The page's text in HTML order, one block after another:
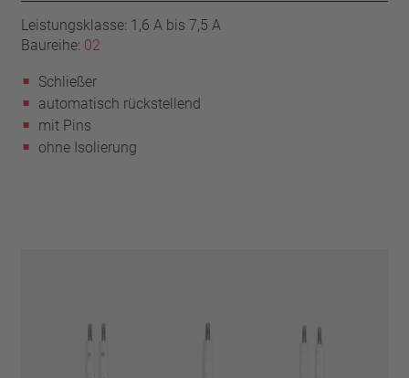
Leistungsklasse: 1,6 A bis 7,5 A
Baureihe: 02
Schließer
automatisch rückstellend
mit Pins
ohne Isolierung